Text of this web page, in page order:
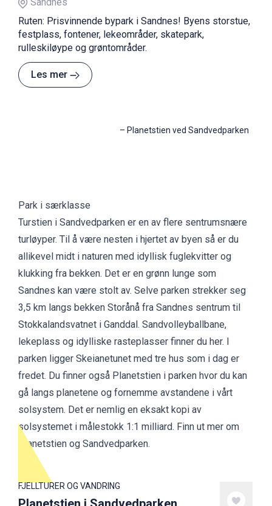
Ruten: Prisvinnende bypark i Sandnes! Byens storstue,
festplass, fontener, lekeområder, skatepark,
rulleskiløype og grøntområder.
Les mer
– Planetstien ved Sandvedparken
Park i særklasse
Turstien i Sandvedparken er en av flere sentrumsnære
turløyper. Til å være nesten i hjertet av byen så er du
allikevel midt i naturen med idyllisk fuglekvitter og
klukking fra bekken. Det er en grønn lunge som
Sandnes kan være stolt av. Selve parken strekker seg
3,5 km langs bekken Storånå fra Sandnes sentrum til
Stokkalandsvatnet i Ganddal. Sandvolleyballbane,
lekeplass og idylliske rasteplasser finner du her. I
parken ligger Skeianetunet med tre hus som i dag er
fredet. Du finner også Planetstien i parken hvor du kan
gå langs planetene og fornemme avstandene i vårt
solsystem. Det er nemlig en eksakt kopi av
solsystemet i målestokk 1:1 milliard. Finn ut mer om
Planetstien og Sandvedparken.
FJELLTURER OG VANDRING